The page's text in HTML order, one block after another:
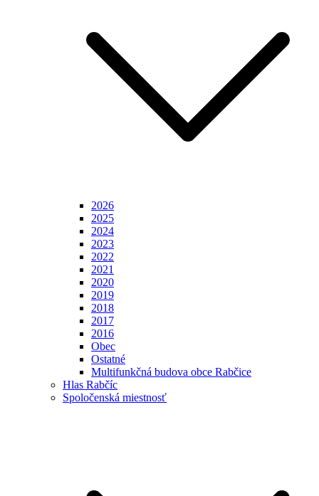
2026
2025
2024
2023
2022
2021
2020
2019
2018
2017
2016
Obec
Ostatné
Multifunkčná budova obce Rabčice
Hlas Rabčíc
Spoločenská miestnosť